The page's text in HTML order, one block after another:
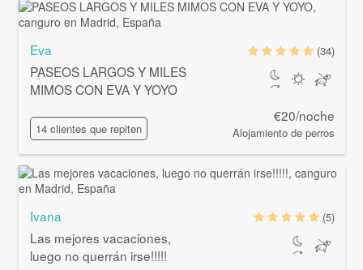
Eva
PASEOS LARGOS Y MILES
MIMOS CON EVA Y YOYO
14 clientes que repiten
(34)
€20/noche
Alojamiento de perros
Ivana
Las mejores vacaciones,
luego no querrán irse!!!!!
(5)